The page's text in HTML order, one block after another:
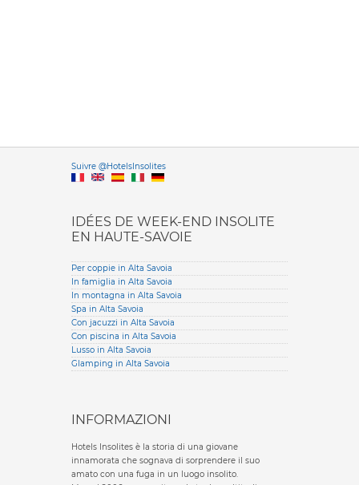
Suivre @HotelsInsolitesVersione
IDÉES DE WEEK-END INSOLITE
EN HAUTE-SAVOIE
Per coppie in Alta Savoia
In famiglia in Alta Savoia
In montagna in Alta Savoia
Spa in Alta Savoia
Con jacuzzi in Alta Savoia
Con piscina in Alta Savoia
Lusso in Alta Savoia
Glamping in Alta Savoia
INFORMAZIONI
Hotels Insolites è la storia di una giovane
innamorata che sognava di sorprendere il suo
amato con una fuga in un luogo insolito.